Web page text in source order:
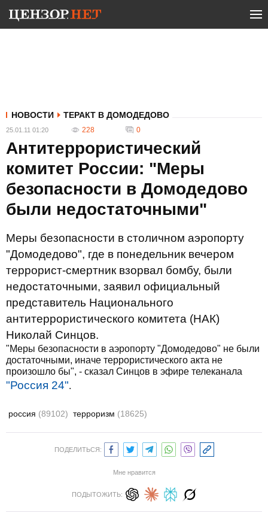
НОВОСТИ ТЕРАКТ В ДОМОДЕДОВО
25.01.11 01:20 228 0
Антитеррористический
комитет России: "Меры
безопасности в Домодедово
были недостаточными"
Меры безопасности в столичном аэропорту
"Домодедово", где в понедельник вечером
террорист-смертник взорвал бомбу, были
недостаточными, заявил официальный
представитель Национального
антитеррористического комитета (НАК)
Николай Синцов.
"Меры безопасности в аэропорту "Домодедово" не были
достаточными, иначе террористического акта не
произошло бы", - сказал Синцов в эфире телеканала
"Россия 24".
россия (89102) терроризм (18625)
ПОДЕЛИТЬСЯ:
Мне нравится
ПОДЫТОЖИТЬ: